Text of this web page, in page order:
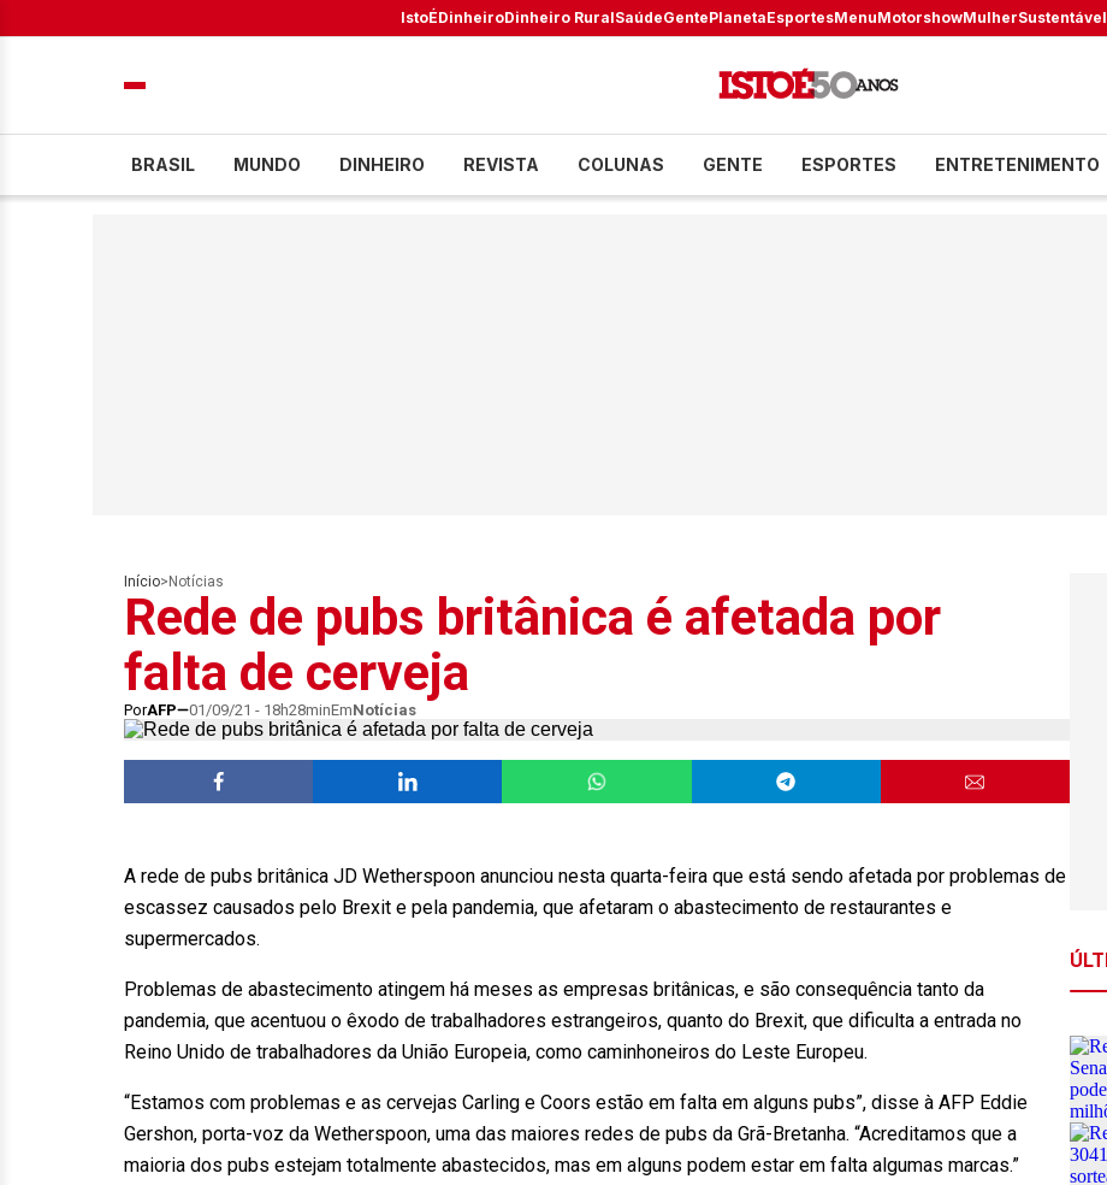
IstoÉDinheiroDinheiro RuralSaúdeGentePlanetaEsportesMenuMotorshowMulherSustentável
BRASIL MUNDO DINHEIRO REVISTA COLUNAS GENTE ESPORTES ENTRETENIMENTO
Início> Notícias
Rede de pubs britânica é afetada por
falta de cerveja
PorAFP 01/09/21 - 18h28minEmNotícias
A rede de pubs britânica JD Wetherspoon anunciou nesta quarta-feira que está sendo afetada por problemas de
escassez causados pelo Brexit e pela pandemia, que afetaram o abastecimento de restaurantes e
supermercados.
Problemas de abastecimento atingem há meses as empresas britânicas, e são consequência tanto da
pandemia, que acentuou o êxodo de trabalhadores estrangeiros, quanto do Brexit, que dificulta a entrada no
Reino Unido de trabalhadores da União Europeia, como caminhoneiros do Leste Europeu.
“Estamos com problemas e as cervejas Carling e Coors estão em falta em alguns pubs”, disse à AFP Eddie
Gershon, porta-voz da Wetherspoon, uma das maiores redes de pubs da Grã-Bretanha. “Acreditamos que a
maioria dos pubs estejam totalmente abastecidos, mas em alguns podem estar em falta algumas marcas.”